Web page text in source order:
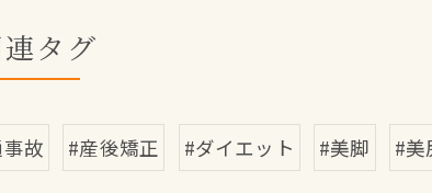
タグ
故 #産後矯正 #ダイエット #美脚 #美